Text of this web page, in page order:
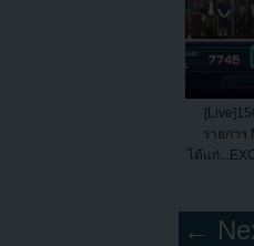
รายการ
ได้แก่
←